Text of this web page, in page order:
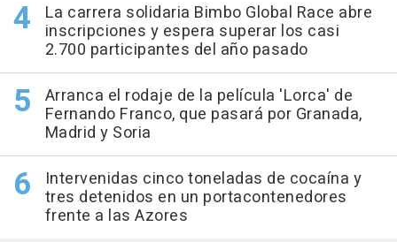
La carrera solidaria Bimbo Global Race abre
inscripciones y espera superar los casi
2.700 participantes del año pasado
Arranca el rodaje de la película 'Lorca' de
Fernando Franco, que pasará por Granada,
Madrid y Soria
Intervenidas cinco toneladas de cocaína y
tres detenidos en un portacontenedores
frente a las Azores